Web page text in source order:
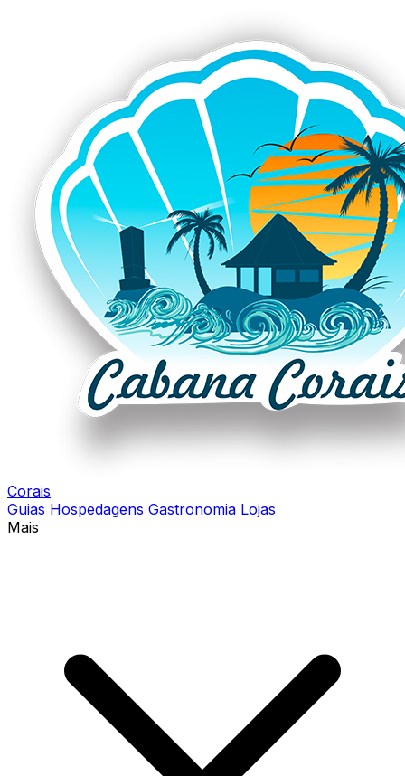
Corais
Guias Hospedagens Gastronomia Lojas
Mais